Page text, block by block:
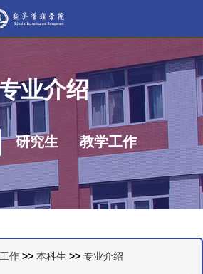
业介绍
研究生 教学工作
作 >> 本科生 >> 专业介绍